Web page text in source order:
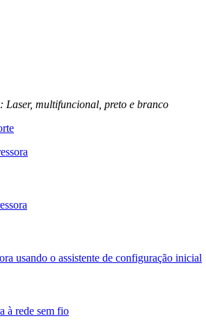
Laser, multifuncional, preto e branco
usando o assistente de configuração inicial
à rede sem fio